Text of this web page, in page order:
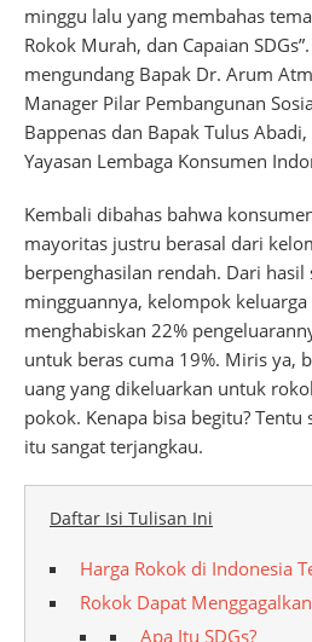
minggu lalu yang membahas
Rokok Murah, dan Capaian
mengundang Bapak Dr. Arum
Manager Pilar Pembangunan
Bappenas dan Bapak Tulus
Yayasan Lembaga Konsumen
Kembali dibahas bahwa
mayoritas justru berasal dari
berpenghasilan rendah. Dari
mingguannya, kelompok
menghabiskan 22%
untuk beras cuma 19%. Miris ya,
uang yang dikeluarkan untuk
pokok. Kenapa bisa begitu?
itu sangat terjangkau.
Daftar Isi Tulisan Ini
Harga Rokok di Indonesia
Rokok Dapat
Apa Itu SDGs?